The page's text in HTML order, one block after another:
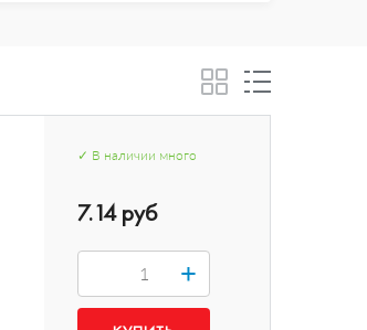
✓ В наличии много
7.14 руб
+